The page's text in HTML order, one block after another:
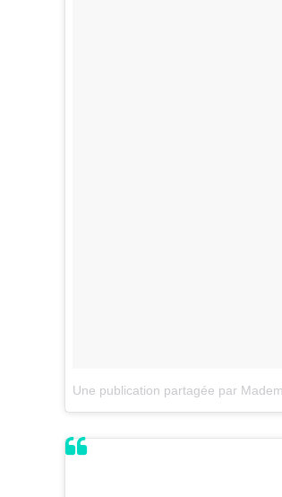
Une publication partagée par